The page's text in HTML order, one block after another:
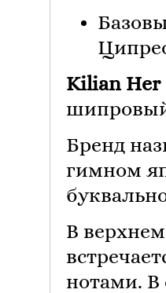
Kilian
Бренд
гимном
В
нотами. В